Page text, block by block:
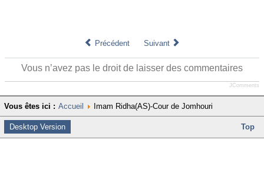
Précédent Suivant
Vous n’avez pas le droit de laisser des commentaires
JComments
Vous êtes ici : Accueil Imam Ridha(AS)-Cour de Jomhouri
Desktop Version Top